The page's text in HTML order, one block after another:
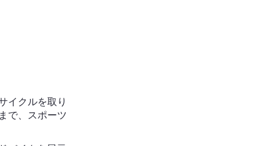
イクルを取り
で、スポーツ